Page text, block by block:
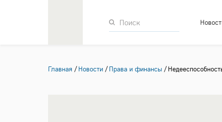
Главная Новости Права и финансы